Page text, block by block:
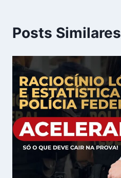
Posts Similares